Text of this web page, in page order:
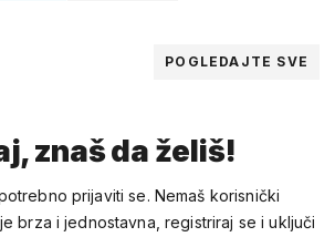
POGLEDAJTE SVE
znaš da želiš!
prijaviti se. Nemaš korisnički
brza i jednostavna, registriraj se i uključi